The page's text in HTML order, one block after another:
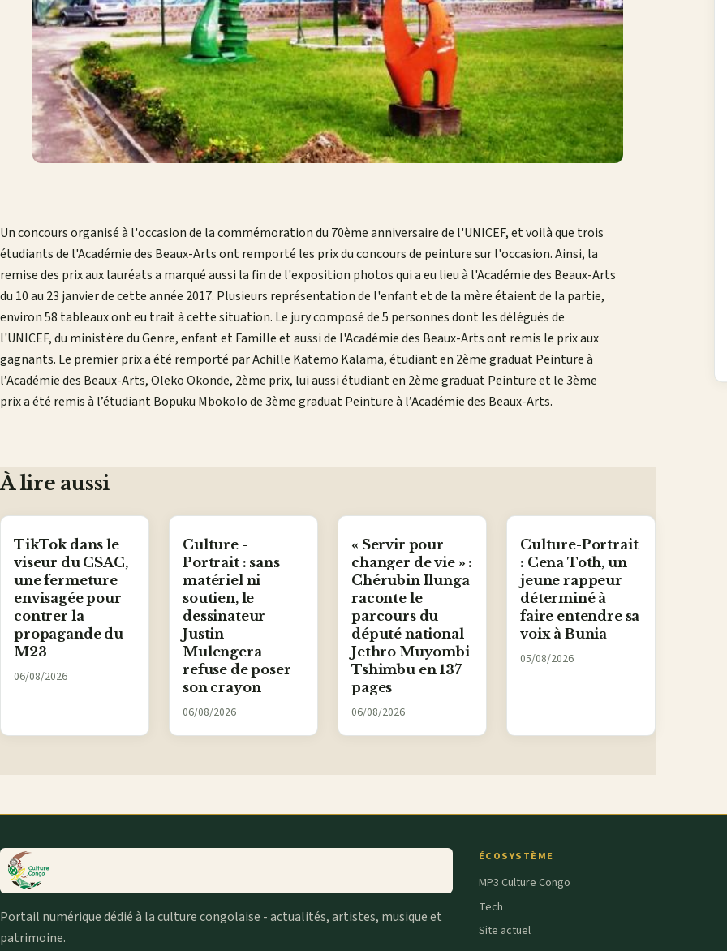
Un concours organisé à l'occasion de la commémoration du 70ème anniversaire de l'UNICEF, et voilà que trois
étudiants de l'Académie des Beaux-Arts ont remporté les prix du concours de peinture sur l'occasion. Ainsi, la
remise des prix aux lauréats a marqué aussi la fin de l'exposition photos qui a eu lieu à l'Académie des Beaux-Arts
du 10 au 23 janvier de cette année 2017. Plusieurs représentation de l'enfant et de la mère étaient de la partie,
environ 58 tableaux ont eu trait à cette situation. Le jury composé de 5 personnes dont les délégués de
l'UNICEF, du ministère du Genre, enfant et Famille et aussi de l'Académie des Beaux-Arts ont remis le prix aux
gagnants. Le premier prix a été remporté par Achille Katemo Kalama, étudiant en 2ème graduat Peinture à
l’Académie des Beaux-Arts, Oleko Okonde, 2ème prix, lui aussi étudiant en 2ème graduat Peinture et le 3ème
prix a été remis à l’étudiant Bopuku Mbokolo de 3ème graduat Peinture à l’Académie des Beaux-Arts.
À lire aussi
TikTok dans le
viseur du CSAC,
une fermeture
envisagée pour
contrer la
propagande du
M23
06/08/2026
Culture -
Portrait : sans
matériel ni
soutien, le
dessinateur
Justin
Mulengera
refuse de poser
son crayon
06/08/2026
« Servir pour
changer de vie » :
Chérubin Ilunga
raconte le
parcours du
député national
Jethro Muyombi
Tshimbu en 137
pages
06/08/2026
Culture-Portrait
: Cena Toth, un
jeune rappeur
déterminé à
faire entendre sa
voix à Bunia
05/08/2026
Portail numérique dédié à la culture congolaise - actualités, artistes, musique et
patrimoine.
ÉCOSYSTÈME
MP3 Culture Congo
Tech
Site actuel